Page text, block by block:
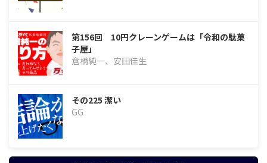
第156回 10円クレーンゲームは「令和の駄菓
子屋」
倉橋純一、安田佳生
その225 潔い
GG